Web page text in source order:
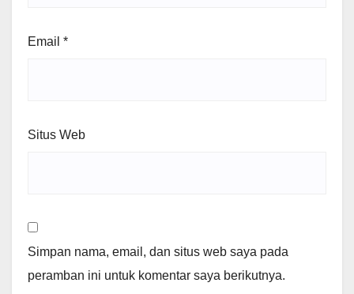
Email *
Situs Web
Simpan nama, email, dan situs web saya pada
peramban ini untuk komentar saya berikutnya.